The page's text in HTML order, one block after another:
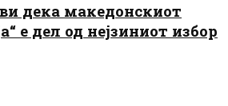
дека македонскиот
е дел од нејзиниот избор